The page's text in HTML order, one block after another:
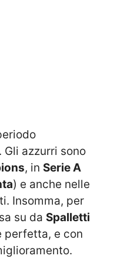
azzurri sono
, in Serie A
) e anche nelle
Insomma, per
su da Spalletti
perfetta, e con